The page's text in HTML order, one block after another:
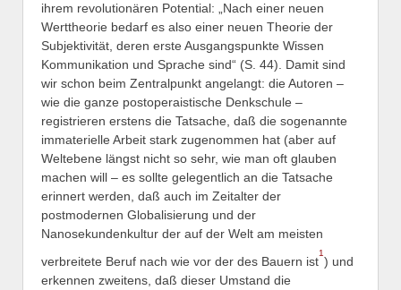
ihrem revolutionären Potential: „Nach einer neuen
Werttheorie bedarf es also einer neuen Theorie der
Subjektivität, deren erste Ausgangspunkte Wissen
Kommunikation und Sprache sind“ (S. 44). Damit sind
wir schon beim Zentralpunkt angelangt: die Autoren –
wie die ganze postoperaistische Denkschule –
registrieren erstens die Tatsache, daß die sogenannte
immaterielle Arbeit stark zugenommen hat (aber auf
Weltebene längst nicht so sehr, wie man oft glauben
machen will – es sollte gelegentlich an die Tatsache
erinnert werden, daß auch im Zeitalter der
postmodernen Globalisierung und der
Nanosekundenkultur der auf der Welt am meisten
verbreitete Beruf nach wie vor der des Bauern ist
1
) und
erkennen zweitens, daß dieser Umstand die